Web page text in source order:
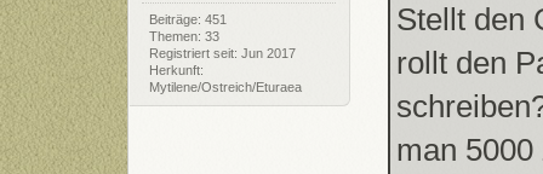
Beiträge: 451
Themen: 33
Registriert seit: Jun 2017
Herkunft:
Mytilene/Ostreich/Eturaea
Stellt den
rollt den
man